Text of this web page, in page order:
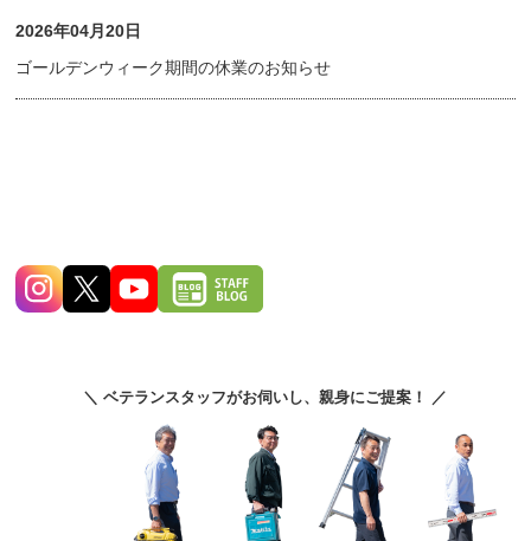
2026年04月20日
ゴールデンウィーク期間の休業のお知らせ
＼ ベテランスタッフがお伺いし、親身にご提案！ ／